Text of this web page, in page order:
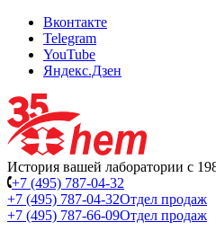
Вконтакте
Telegram
YouTube
Яндекс.Дзен
История вашей лаборатории с
+7 (495) 787-04-32
+7 (495) 787-04-32Отдел продаж
+7 (495) 787-66-09Отдел продаж